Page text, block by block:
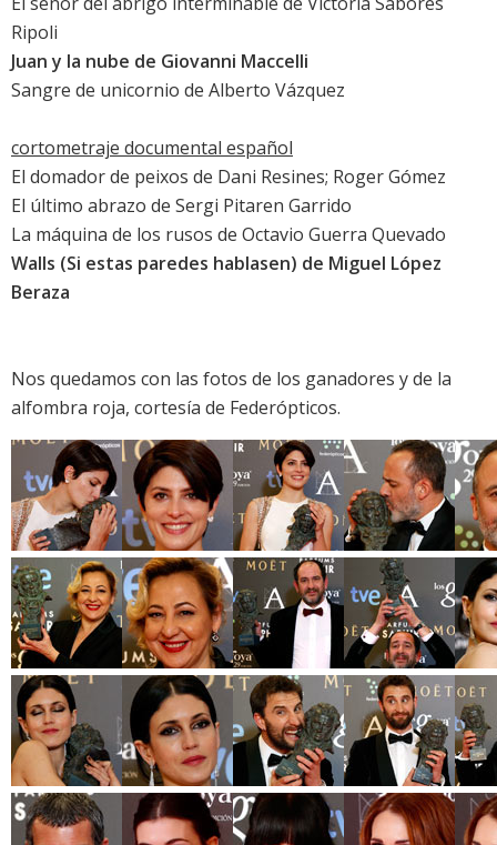
Ripoli
Juan y la nube de Giovanni Maccelli
Sangre de unicornio de Alberto Vázquez
cortometraje documental español
El domador de peixos de Dani Resines; Roger Gómez
El último abrazo de Sergi Pitaren Garrido
La máquina de los rusos de Octavio Guerra Quevado
Walls (Si estas paredes hablasen) de Miguel López
Beraza
Nos quedamos con las fotos de los ganadores y de la
alfombra roja, cortesía de Federópticos.